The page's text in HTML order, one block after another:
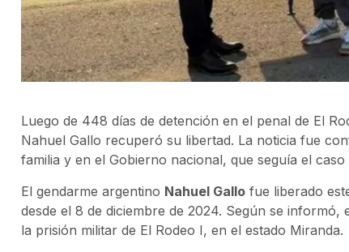
Luego de 448 días de detención en el penal de El
Nahuel Gallo recuperó su libertad. La noticia fue
familia y en el Gobierno nacional, que seguía el caso
El gendarme argentino Nahuel Gallo fue liberado
desde el 8 de diciembre de 2024. Según se
la prisión militar de El Rodeo I, en el estado Miranda.